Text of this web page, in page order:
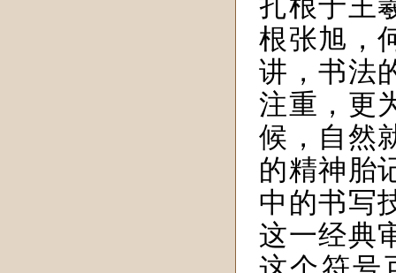
扎根于王
根张旭，
讲，书法
注重，更
候，自然
的精神胎
中的书写
这一经典